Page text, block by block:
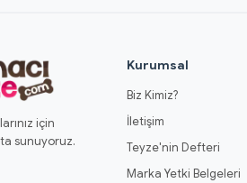
için
sunuyoruz.
Kurumsal
Biz Kimiz?
İletişim
Teyze'nin Defteri
Marka Yetki Belgeleri